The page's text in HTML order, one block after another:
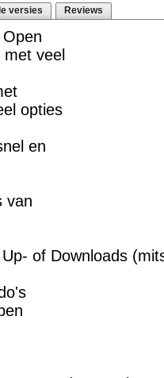
versies Reviews
veel
opties
en
van
of Downloads